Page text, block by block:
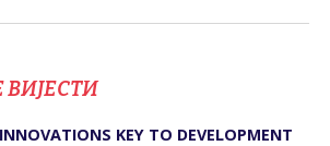
ВИЈЕСТИ
KEY TO DEVELOPMENT